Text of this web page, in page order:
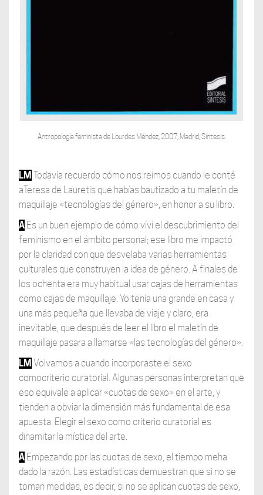
Antropología feminista de Lourdes Méndez, 2007, Madrid, Síntesis.
LM
Todavía recuerdo cómo nos reímos cuando le conté
aTeresa de Lauretis que habías bautizado a tu maletín de
maquillaje «tecnologías del género», en honor a su libro.
A Es un buen ejemplo de cómo viví el descubrimiento del
feminismo en el ámbito personal; ese libro me impactó
por la claridad con que desvelaba varias herramientas
culturales que construyen la idea de género. A finales de
los ochenta era muy habitual usar cajas de herramientas
como cajas de maquillaje. Yo tenía una grande en casa y
una más pequeña que llevaba de viaje y claro, era
inevitable, que después de leer el libro el maletín de
maquillaje pasara a llamarse «las tecnologías del género».
LM Volvamos a cuando incorporaste el sexo
comocriterio curatorial. Algunas personas interpretan que
eso equivale a aplicar «cuotas de sexo» en el arte, y
tienden a obviar la dimensión más fundamental de esa
apuesta. Elegir el sexo como criterio curatorial es
dinamitar la mística del arte.
A Empezando por las cuotas de sexo, el tiempo meha
dado la razón. Las estadísticas demuestran que si no se
toman medidas, es decir, si no se aplican cuotas de sexo,